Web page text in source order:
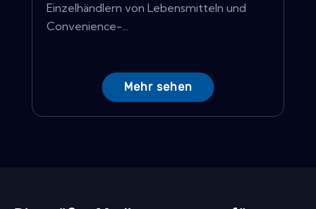
Einzelhändlern von Lebensmitteln und
Convenience-...
Mehr sehen